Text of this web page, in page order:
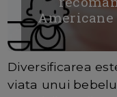
Americane
Diversificarea
viata unui